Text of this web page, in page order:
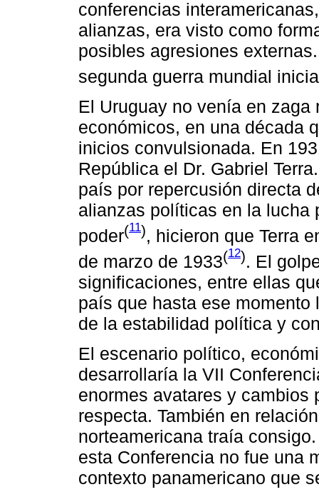
conferencias
alianzas, era visto como
posibles agresiones
segunda guerra mundial
El Uruguay no venía en
económicos, en una década
inicios convulsionada. En
República el Dr. Gabriel
país por repercusión directa
alianzas políticas en la lucha
poder(11), hicieron que Terra
de marzo de 1933(12). El
significaciones, entre ellas
país que hasta ese
de la estabilidad política y
El escenario político,
desarrollaría la VII
enormes avatares y cambios
respecta. También en
norteamericana traía
esta Conferencia no fue una
contexto panamericano que